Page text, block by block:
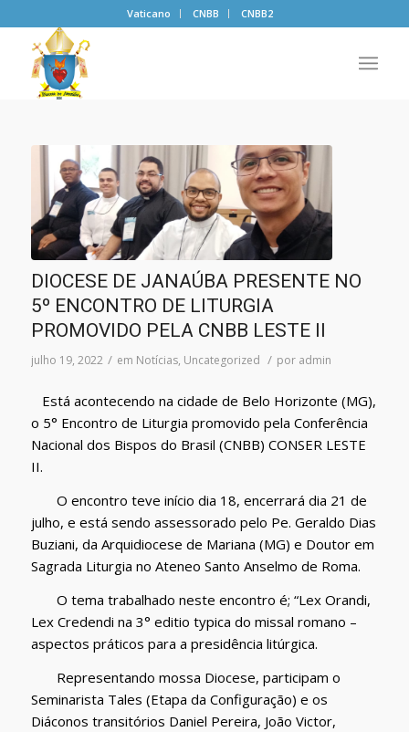
Vaticano CNBB CNBB2
DIOCESE DE JANAÚBA PRESENTE NO
5º ENCONTRO DE LITURGIA
PROMOVIDO PELA CNBB LESTE II
julho 19, 2022 / em Notícias, Uncategorized / por admin
Está acontecendo na cidade de Belo Horizonte (MG),
o 5° Encontro de Liturgia promovido pela Conferência
Nacional dos Bispos do Brasil (CNBB) CONSER LESTE
II.
O encontro teve início dia 18, encerrará dia 21 de
julho, e está sendo assessorado pelo Pe. Geraldo Dias
Buziani, da Arquidiocese de Mariana (MG) e Doutor em
Sagrada Liturgia no Ateneo Santo Anselmo de Roma.
O tema trabalhado neste encontro é; “Lex Orandi,
Lex Credendi na 3° editio typica do missal romano –
aspectos práticos para a presidência litúrgica.
Representando mossa Diocese, participam o
Seminarista Tales (Etapa da Configuração) e os
Diáconos transitórios Daniel Pereira, João Victor,